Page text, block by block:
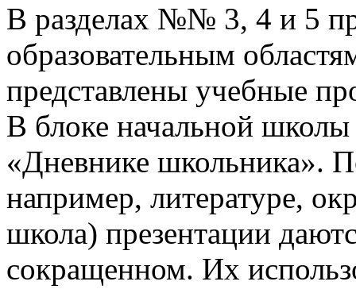
В разделах №№ 3, 4 и 5
образовательным
представлены учебные
В блоке начальной
«Дневнике школьника».
например, литературе,
школа) презентации
сокращенном. Их